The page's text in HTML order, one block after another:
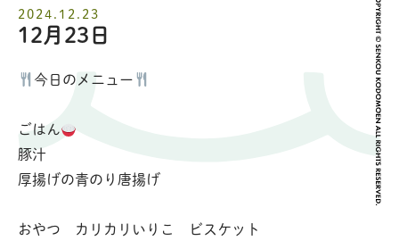
2024.12.23
12月23日
今日のメニュー
ごはん
豚汁
厚揚げの青のり唐揚げ
おやつ カリカリいりこ ビスケット